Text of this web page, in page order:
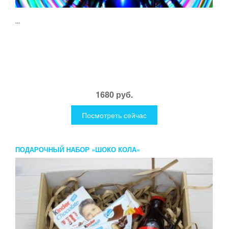
...
1680 руб.
Посмотреть сейчас
ПОДАРОЧНЫЙ НАБОР «ШОКО КОЛА»